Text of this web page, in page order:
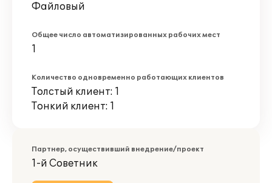
Файловый
Общее число автоматизированных рабочих мест
1
Количество одновременно работающих клиентов
Толстый клиент: 1
Тонкий клиент: 1
Партнер, осуществивший внедрение/проект
1-й Советник